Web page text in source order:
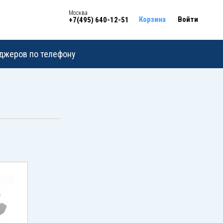
Москва
+7(495) 640-12-51 Корзина Войти
по телефону